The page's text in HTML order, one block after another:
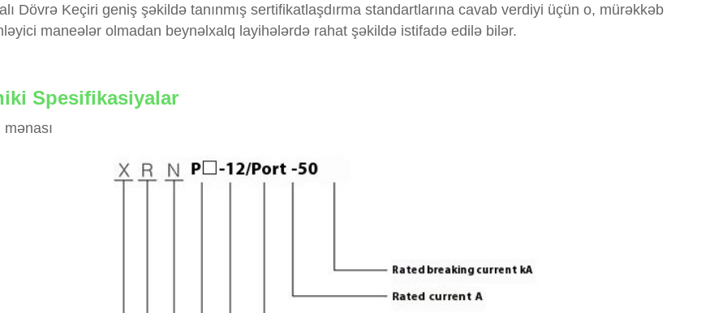
Dövrə Keçiri geniş şəkildə tanınmış sertifikatlaşdırma standartlarına cavab verdiyi üçün o, mürəkkəb
maneələr olmadan beynəlxalq layihələrdə rahat şəkildə istifadə edilə bilər.
Spesifikasiyalar